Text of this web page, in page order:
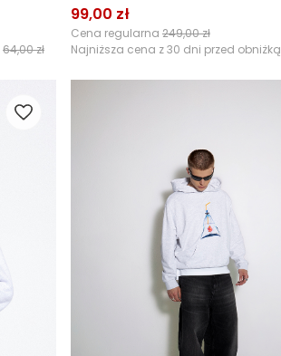
64,00 zł
99,00 zł
Cena regularna 249,00 zł
Najniższa cena z 30 dni przed obniżką